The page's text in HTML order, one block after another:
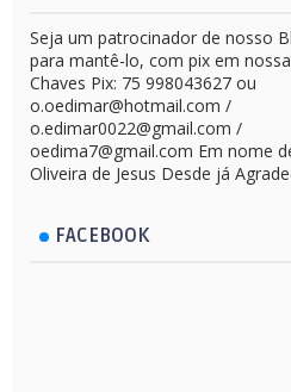
Seja um patrocinador de nosso
para mantê-lo, com pix em
Chaves Pix: 75 998043627 ou
o.oedimar@hotmail.com /
o.edimar0022@gmail.com /
oedima7@gmail.com Em nome
Oliveira de Jesus Desde já
FACEBOOK